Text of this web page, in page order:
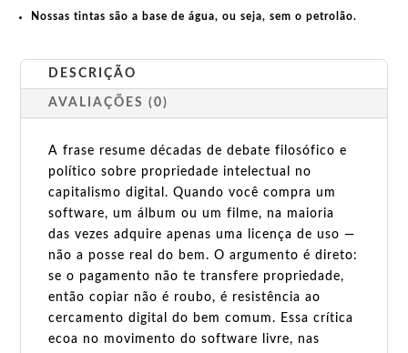
Nossas tintas são a base de água, ou seja, sem o petrolão.
DESCRIÇÃO
AVALIAÇÕES (0)
A frase resume décadas de debate filosófico e
político sobre propriedade intelectual no
capitalismo digital. Quando você compra um
software, um álbum ou um filme, na maioria
das vezes adquire apenas uma licença de uso —
não a posse real do bem. O argumento é direto:
se o pagamento não te transfere propriedade,
então copiar não é roubo, é resistência ao
cercamento digital do bem comum. Essa crítica
ecoa no movimento do software livre, nas